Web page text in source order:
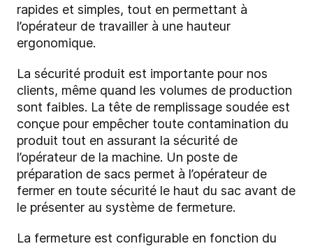
rapides et simples, tout en permettant à
l’opérateur de travailler à une hauteur
ergonomique.
La sécurité produit est importante pour nos
clients, même quand les volumes de production
sont faibles. La tête de remplissage soudée est
conçue pour empêcher toute contamination du
produit tout en assurant la sécurité de
l’opérateur de la machine. Un poste de
préparation de sacs permet à l’opérateur de
fermer en toute sécurité le haut du sac avant de
le présenter au système de fermeture.
La fermeture est configurable en fonction du